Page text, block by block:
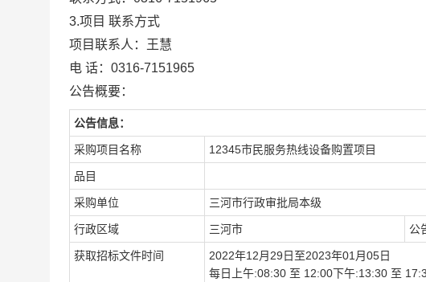
3.项目 联系方式
项目联系人：
王慧
电 话： 0316-7151965
公告概要：
公告信息：
采购项目名称 12345市民服务热线设备购置项目
品目
采购单位 三河市行政审批局本级
行政区域 三河市 公
获取招标文件时间
2022年12月29日至2023年01月05日
每日上午:08:30 至 12:00下午:13:30 至